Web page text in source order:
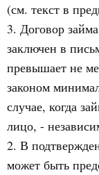
(см. текст в
3. Договор
заключен в
превышает не
законом
случае, когда
лицо, -
2. В
может быть